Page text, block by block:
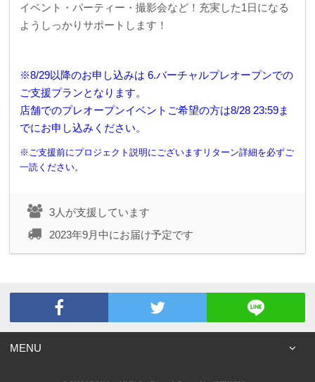
イベント・パーティー・撮影会など！充実した1日になる
ようしっかりサポートします！
※8/29以降のお申し込みは 6.バーチャルプレオープンでの
ご支援プランとなります。
店舗でのプレオープンイベントご希望の方は8/28 23:59ま
でにお申し込みください。
※ご支援前にプロジェクト説明にございますリターン詳細を必ずご
一読ください。
3人が支援しています
2023年9月中にお届け予定です
MENU